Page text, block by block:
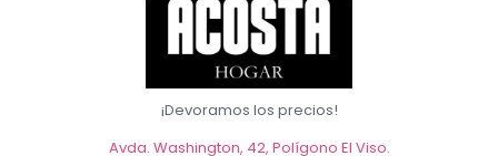
¡Devoramos los precios!
Avda. Washington, 42, Polígono El Viso.